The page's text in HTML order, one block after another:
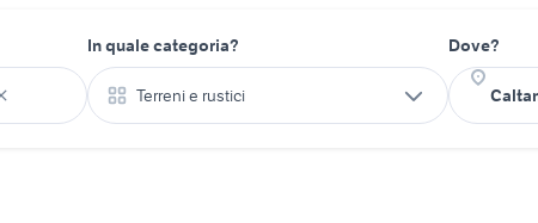
In quale categoria?
Terreni e rustici
Dove?